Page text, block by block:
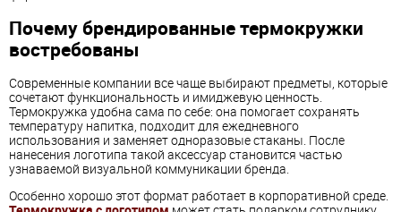
Почему брендированные термокружки
востребованы
Современные компании все чаще выбирают предметы, которые
сочетают функциональность и имиджевую ценность.
Термокружка удобна сама по себе: она помогает сохранять
температуру напитка, подходит для ежедневного
использования и заменяет одноразовые стаканы. После
нанесения логотипа такой аксессуар становится частью
узнаваемой визуальной коммуникации бренда.
Особенно хорошо этот формат работает в корпоративной среде.